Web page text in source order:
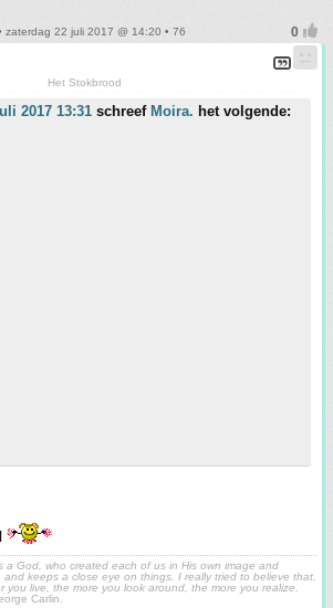
zaterdag 22 juli 2017 @ 14:20 • 76
Het Stokbrood
2017 13:31 schreef Moira. het volgende:
a God, who created each of us in His own image and
and keeps a close eye on things. I really tried to believe that,
live, the more you look around, the more you realize,
Carlin.